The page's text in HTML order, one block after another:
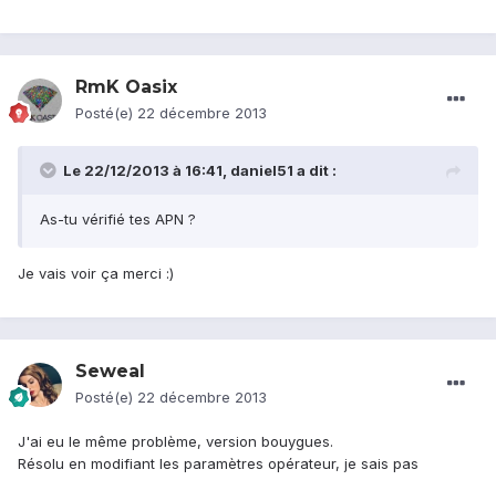
RmK Oasix
Posté(e) 22 décembre 2013
Le 22/12/2013 à 16:41, daniel51 a dit :
As-tu vérifié tes APN ?
Je vais voir ça merci :)
Seweal
Posté(e) 22 décembre 2013
J'ai eu le même problème, version bouygues.
Résolu en modifiant les paramètres opérateur, je sais pas